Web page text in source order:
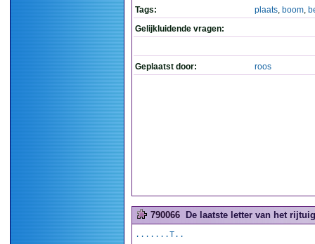
Tags: plaats, boom,
Gelijkluidende vragen:
Geplaatst door: roos
790066 De laatste letter van het
.......T..